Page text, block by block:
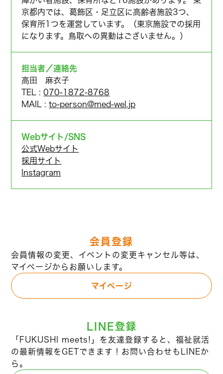
京都内では、葛飾区・足立区に高齢者施設3つ、
保育所1つを運営しています。（東京施設での採用
になります。鳥取への異動はございません。）
担当者／連絡先
高田 麻衣子
TEL :070-1872-8768
MAIL :to-person@med-wel.jp
Webサイト/SNS
公式Webサイト
採用サイト
Instagram
会員登録
会員情報の変更、イベントの変更キャンセル等は、
マイページからお願いします。
マイページ
LINE登録
「FUKUSHI meets!」を友達登録すると、福祉就活
の最新情報をGETできます！お問い合わせもLINEか
ら。